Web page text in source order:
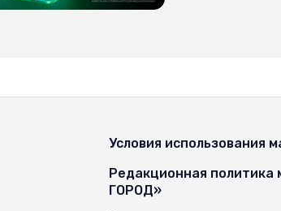
Условия использования
Редакционная политика
ГОРОД»